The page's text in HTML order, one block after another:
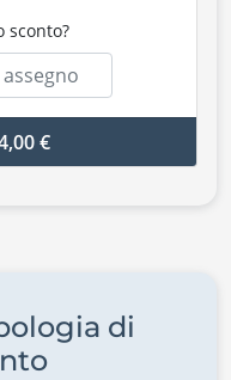
sconto?
€
di